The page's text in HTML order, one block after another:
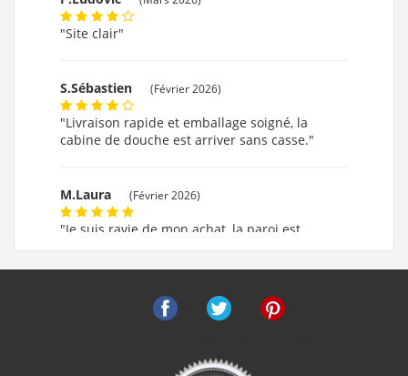
"Site clair"
S.Sébastien (Février 2026)
"Livraison rapide et emballage soigné, la
cabine de douche est arriver sans casse."
M.Laura (Février 2026)
"Je suis ravie de mon achat, la paroi est
formidable."
M.MARIE CLAUDE (Février 2026)